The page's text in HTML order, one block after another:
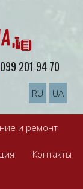
201 94 70
RU UA
и ремонт
Контакты